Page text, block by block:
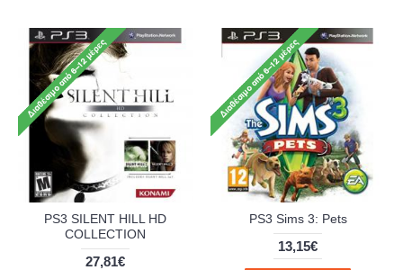
PS3 SILENT HILL HD
COLLECTION
27,81€
PS3 Sims 3: Pets
13,15€